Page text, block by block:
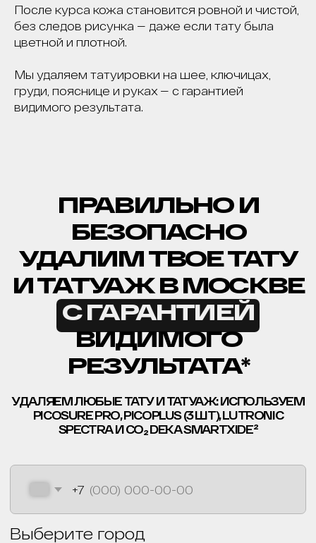
После курса кожа становится ровной и чистой,
без следов рисунка — даже если тату была
цветной и плотной.
Мы удаляем татуировки на шее, ключицах,
груди, пояснице и руках — с гарантией
видимого результата.
ГНЁМ, ЛУЧШИЕ ЛАЗЕРЫ НА РЫНКЕ, 5
МИНУТ ОТ МЕТРО ПАВЕЛЕЦКАЯ.
РЕЗУЛЬТАТ - ГАРАНТИРУЕМ.*
ПОСМОТРИТЕ КАК
ЛЮДИ УДАЛЯЮТ
ТАТУ И ТАТУАЖ В
НАШЕЙ КЛИНИКЕ
УДАЛЯЕМ ЛЮБЫЕ ТАТУ И ТАТУАЖ: ИСПОЛЬЗУЕМ
Выберите город